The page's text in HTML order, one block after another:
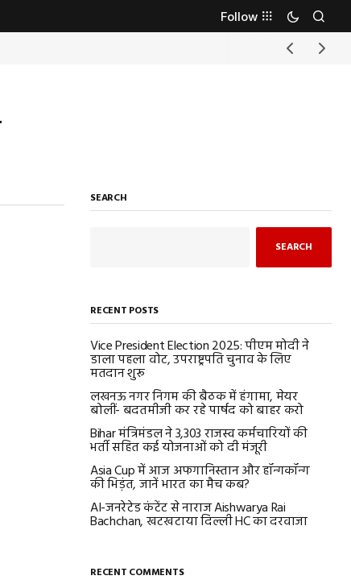
Follow
SEARCH
SEARCH
RECENT POSTS
Vice President Election 2025: पीएम मोदी ने
डाला पहला वोट, उपराष्ट्रपति चुनाव के लिए
मतदान शुरू
लखनऊ नगर निगम की बैठक में हंगामा, मेयर
बोलीं- बदतमीजी कर रहे पार्षद को बाहर करो
Bihar मंत्रिमंडल ने 3,303 राजस्व कर्मचारियों की
भर्ती सहित कई योजनाओं को दी मंजूरी
Asia Cup में आज अफगानिस्तान और हॉन्गकॉन्ग
की भिड़ंत, जानें भारत का मैच कब?
AI-जनरेटेड कंटेंट से नाराज Aishwarya Rai
Bachchan, खटखटाया दिल्ली HC का दरवाजा
RECENT COMMENTS